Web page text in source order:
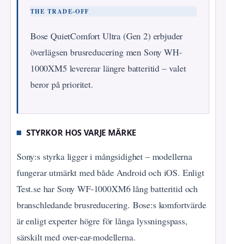
THE TRADE-OFF
Bose QuietComfort Ultra (Gen 2) erbjuder
överlägsen brusreducering men Sony WH-
1000XM5 levererar längre batteritid – valet
beror på prioritet.
STYRKOR HOS VARJE MÄRKE
Sony:s styrka ligger i mångsidighet – modellerna
fungerar utmärkt med både Android och iOS. Enligt
Test.se har Sony WF-1000XM6 lång batteritid och
branschledande brusreducering. Bose:s komfortvärde
är enligt experter högre för långa lyssningspass,
särskilt med over-ear-modellerna.